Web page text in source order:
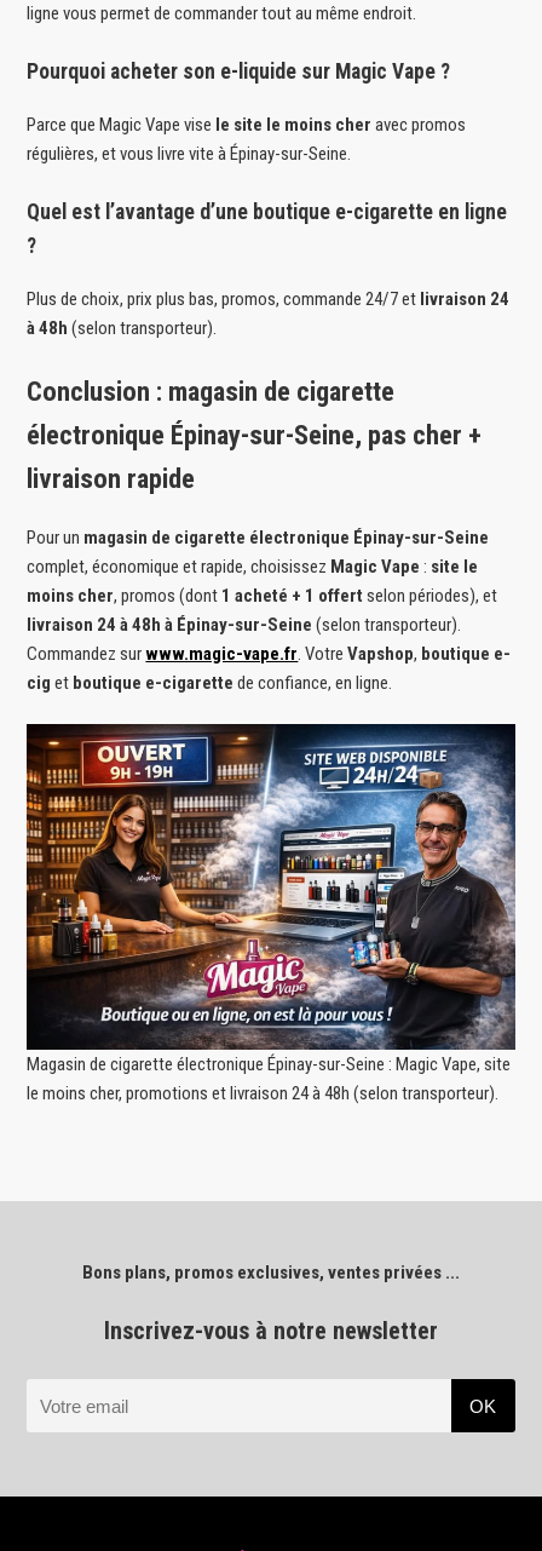
ligne vous permet de commander tout au même endroit.
Pourquoi acheter son e-liquide sur Magic Vape ?
Parce que Magic Vape vise le site le moins cher avec promos
régulières, et vous livre vite à Épinay-sur-Seine.
Quel est l’avantage d’une boutique e-cigarette en ligne
?
Plus de choix, prix plus bas, promos, commande 24/7 et livraison 24
à 48h (selon transporteur).
Conclusion : magasin de cigarette
électronique Épinay-sur-Seine, pas cher +
livraison rapide
Pour un magasin de cigarette électronique Épinay-sur-Seine
complet, économique et rapide, choisissez Magic Vape : site le
moins cher, promos (dont 1 acheté + 1 offert selon périodes), et
livraison 24 à 48h à Épinay-sur-Seine (selon transporteur).
Commandez surwww.magic-vape.fr. VotreVapshop, boutique e-
cig et boutique e-cigarette de confiance, en ligne.
Magasin de cigarette électronique Épinay-sur-Seine : Magic Vape, site
le moins cher, promotions et livraison 24 à 48h (selon transporteur).
Bons plans, promos exclusives, ventes privées ...
Inscrivez-vous à notre newsletter